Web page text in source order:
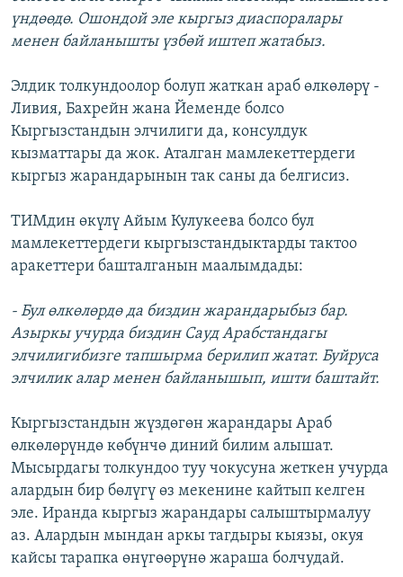
үндөөдө. Ошондой эле кыргыз диаспоралары
менен байланышты үзбөй иштеп жатабыз.
Элдик толкундоолор болуп жаткан араб өлкөлөрү -
Ливия, Бахрейн жана Йеменде болсо
Кыргызстандын элчилиги да, консулдук
кызматтары да жок. Аталган мамлекеттердеги
кыргыз жарандарынын так саны да белгисиз.
ТИМдин өкүлү Айым Кулукеева болсо бул
мамлекеттердеги кыргызстандыктарды тактоо
аракеттери башталганын маалымдады:
- Бул өлкөлөрдө да биздин жарандарыбыз бар.
Азыркы учурда биздин Сауд Арабстандагы
элчилигибизге тапшырма берилип жатат. Буйруса
элчилик алар менен байланышып, ишти баштайт.
Кыргызстандын жүздөгөн жарандары Араб
өлкөлөрүндө көбүнчө диний билим алышат.
Мысырдагы толкундоо туу чокусуна жеткен учурда
алардын бир бөлүгү өз мекенине кайтып келген
эле. Иранда кыргыз жарандары салыштырмалуу
аз. Алардын мындан аркы тагдыры кыязы, окуя
кайсы тарапка өнүгөөрүнө жараша болчудай.